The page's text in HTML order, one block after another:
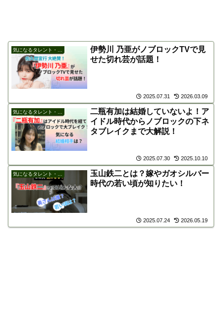
伊勢川 乃亜がノブロックTVで見
せた切れ芸が話題！
2025.07.31 2026.03.09
二瓶有加は結婚していないよ！ア
イドル時代からノブロックの下ネ
タブレイクまで大解説！
2025.07.30 2025.10.10
気になるタレント・芸能人
玉山鉄二とは？嫁やガオシルバー
時代の若い頃が知りたい！
2025.07.24 2026.05.19